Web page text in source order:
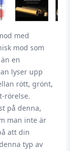
med
mod som
en
lyser upp
rött, grönt,
rörelse.
på denna,
man inte är
att din
typ av